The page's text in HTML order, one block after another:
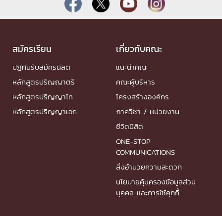
สมัครเรียน
ปฏิทินรับสมัครนิสิต
หลักสูตรปริญญาตรี
หลักสูตรปริญญาโท
หลักสูตรปริญญาเอก
เกี่ยวกับคณะ
แนะนำคณะ
คณะผู้บริหาร
โครงสร้างองค์กร
ภาควิชา / หน่วยงาน
ชีวิตนิสิต
ONE-STOP
COMMUNICATIONS
สิ่งอำนวยความสะดวก
นโยบายคุ้มครองข้อมูลส่วน
บุคคล และการใช้คุกกี้